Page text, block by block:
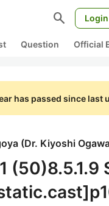
search Login
Question Official
has passed since last
(Dr. Kiyoshi
(50)8.5.1.9